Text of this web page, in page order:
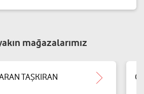
mağazalarımız
TAŞKIRAN